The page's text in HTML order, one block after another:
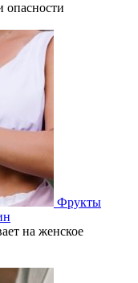
опасности
Фрукты
на женское